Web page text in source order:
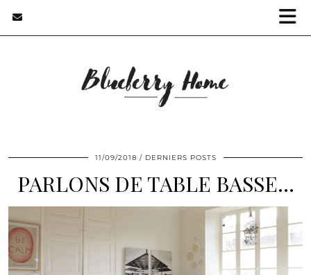
11/09/2018 DERNIERS POSTS
PARLONS DE TABLE BASSE…